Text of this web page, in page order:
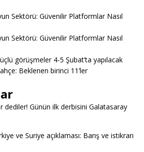
Sektörü: Güvenilir Platformlar Nasıl
Sektörü: Güvenilir Platformlar Nasıl
görüşmeler 4-5 Şubat’ta yapılacak
Beklenen birinci 11’ler
dediler! Günün ilk derbisini Galatasaray
ve Suriye açıklaması: Barış ve istikrarı